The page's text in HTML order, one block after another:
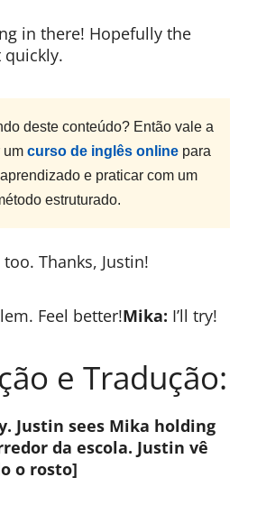
in there! Hopefully the
deste conteúdo? Então vale a
um curso de inglês onlinepara
e praticar com um
estruturado.
Thanks, Justin!
Feel better!Mika: I’ll try!
e Tradução:
Justin sees Mika holding
da escola. Justin vê
o rosto]